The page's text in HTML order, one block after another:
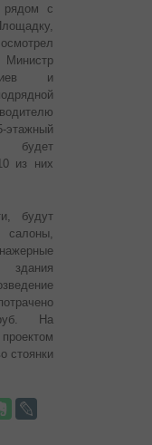
рядом с
и
будет
из них
будут
На
стоянки